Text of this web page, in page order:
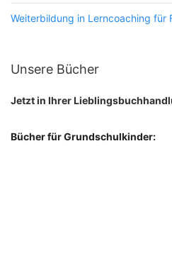
Weiterbildung in Lerncoaching für
Unsere Bücher
Jetzt in Ihrer
Bücher für Grundschulkinder: